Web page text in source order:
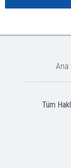
Ana
Tüm